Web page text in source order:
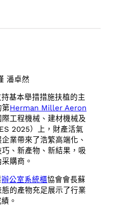
潘卓然
基本舉措措施扶植的主
第Herman Miller Aeron
工程機械、建材機械及
2025）上，財產活氣
業帶來了浩繁高端化、
、新產物、新結果，吸
購商。
辦公室系統櫃協會會長蘇
的產物充足展示了行業
。